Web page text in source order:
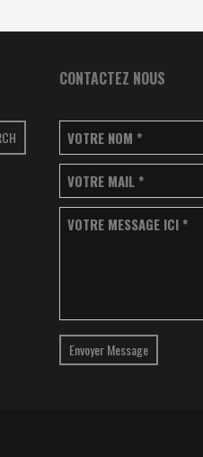
CONTACTEZ NOUS
VOTRE NOM *
VOTRE MAIL *
VOTRE MESSAGE ICI *
Envoyer Message